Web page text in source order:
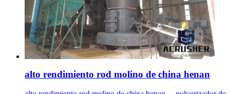
alto rendimiento rod molino de china henan